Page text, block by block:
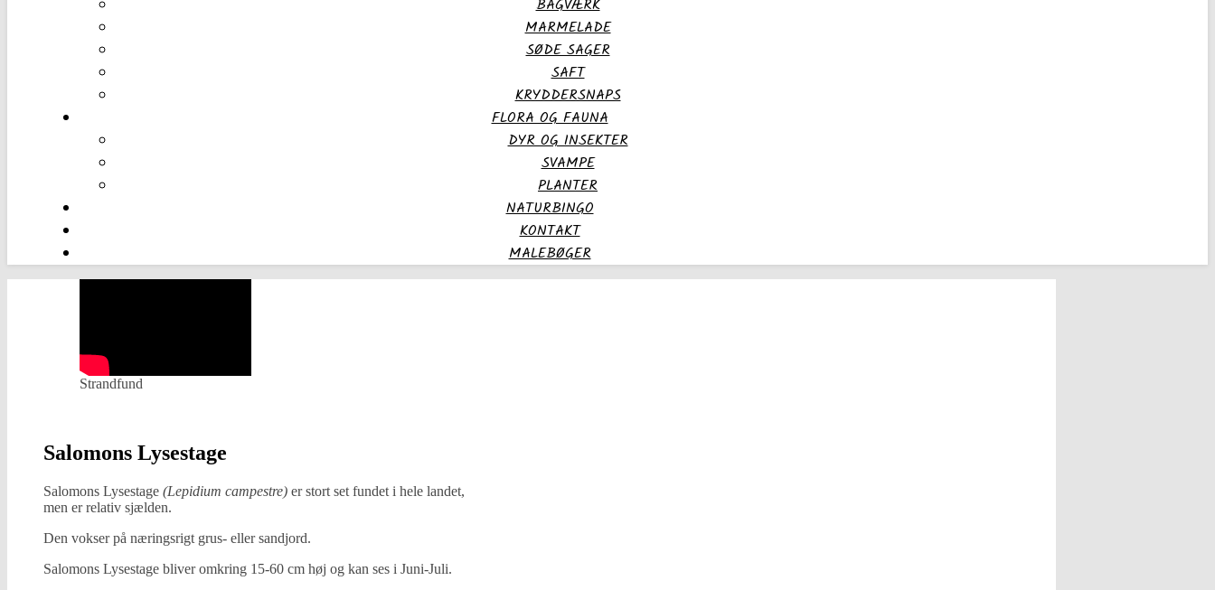
BAGVÆRK
MARMELADE
SØDE SAGER
SAFT
KRYDDERSNAPS
FLORA OG FAUNA
DYR OG INSEKTER
SVAMPE
PLANTER
NATURBINGO
KONTAKT
MALEBØGER
Strandfund
Salomons Lysestage
Salomons Lysestage (Lepidium campestre) er stort set fundet i hele landet,
men er relativ sjælden.
Den vokser på næringsrigt grus- eller sandjord.
Salomons Lysestage bliver omkring 15-60 cm høj og kan ses i Juni-Juli.